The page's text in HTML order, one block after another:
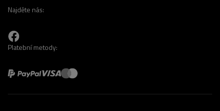
Najděte nás:
Platební metody: